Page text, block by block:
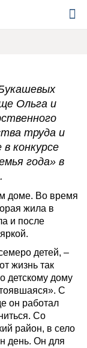
Ольга и
труда и
конкурсе
года» в
доме. Во время
жила в
и после
детей, –
жизнь так
детскому дому
С
он работал
Со
район, в село
день. Он для